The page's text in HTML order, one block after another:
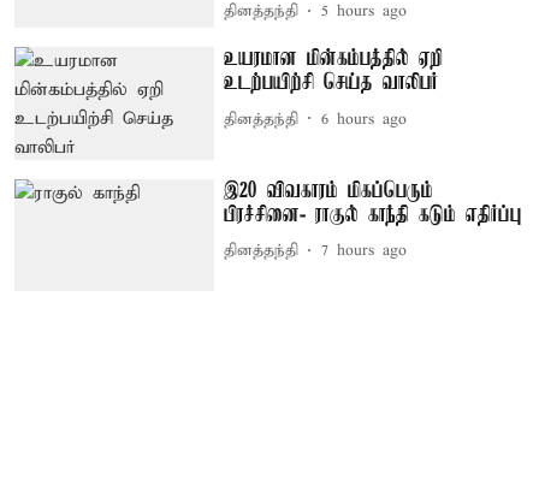
தினத்தந்தி 5 hours ago
உயரமான மின்கம்பத்தில் ஏறி
உடற்பயிற்சி செய்த வாலிபர்
தினத்தந்தி 6 hours ago
இ20 விவகாரம் மிகப்பெரும்
பிரச்சினை- ராகுல் காந்தி கடும் எதிர்ப்பு
தினத்தந்தி 7 hours ago